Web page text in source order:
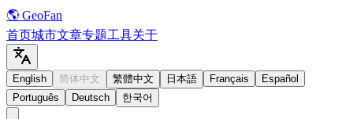
🌎 GeoFan
首页城市文章专题工具关于
English 简体中文 繁體中文 日本語 Français
Español
Português
Deutsch 한국어